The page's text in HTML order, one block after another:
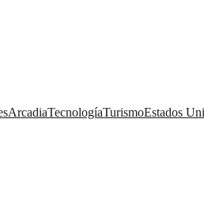
ArcadiaTecnologíaTurismoEstados